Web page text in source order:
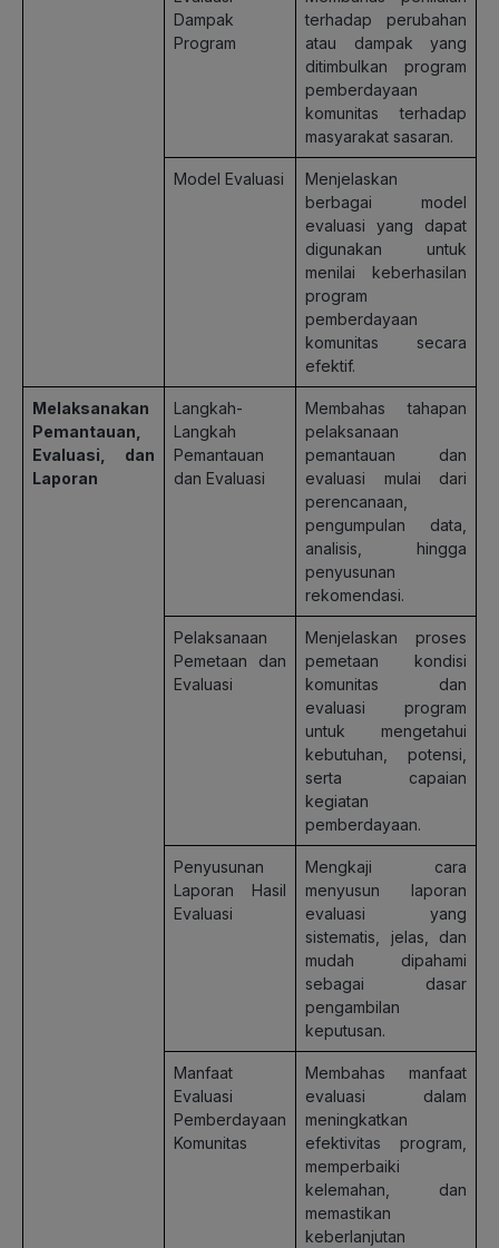
Dampak
Program
terhadap perubahan
atau dampak yang
ditimbulkan program
pemberdayaan
komunitas terhadap
masyarakat sasaran.
Model Evaluasi
Menjelaskan
berbagai model
evaluasi yang dapat
digunakan untuk
menilai keberhasilan
program
pemberdayaan
komunitas secara
efektif.
Melaksanakan
Pemantauan,
Evaluasi, dan
Laporan
Langkah-
Langkah
Pemantauan
dan Evaluasi
Membahas tahapan
pelaksanaan
pemantauan dan
evaluasi mulai dari
perencanaan,
pengumpulan data,
analisis, hingga
penyusunan
rekomendasi.
Pelaksanaan
Pemetaan dan
Evaluasi
Menjelaskan proses
pemetaan kondisi
komunitas dan
evaluasi program
untuk mengetahui
kebutuhan, potensi,
serta capaian
kegiatan
pemberdayaan.
Penyusunan
Laporan Hasil
Evaluasi
Mengkaji cara
menyusun laporan
evaluasi yang
sistematis, jelas, dan
mudah dipahami
sebagai dasar
pengambilan
keputusan.
Manfaat
Evaluasi
Pemberdayaan
Komunitas
Membahas manfaat
evaluasi dalam
meningkatkan
efektivitas program,
memperbaiki
kelemahan, dan
memastikan
keberlanjutan